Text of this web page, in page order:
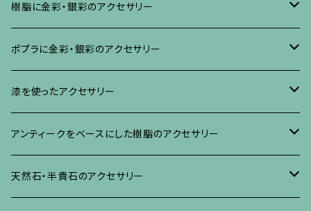
樹脂に金彩・銀彩のアクセサリー
ブローチ
イヤリング・ピアス
ネックレス、その他
ポプラに金彩・銀彩のアクセサリー
ブローチ
イヤリング、ピアス
ネックレス、ペンダント
漆を使ったアクセサリー
ブローチ
イヤリング・ピアス
アンティークをベースにした樹脂のアクセサリー
ブローチ
天然石・半貴石のアクセサリー